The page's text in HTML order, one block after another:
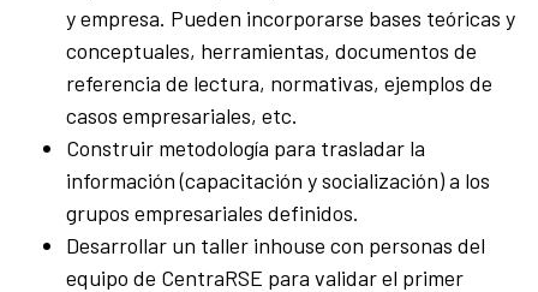
y empresa. Pueden incorporarse bases teóricas y
conceptuales, herramientas, documentos de
referencia de lectura, normativas, ejemplos de
casos empresariales, etc.
Construir metodología para trasladar la
información (capacitación y socialización) a los
grupos empresariales definidos.
Desarrollar un taller inhouse con personas del
equipo de CentraRSE para validar el primer